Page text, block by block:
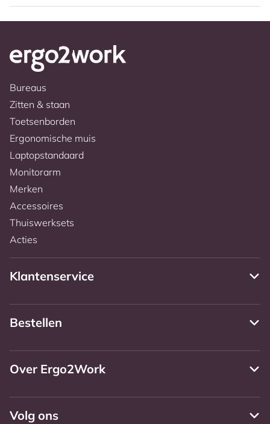
Bureaus
Zitten & staan
Toetsenborden
Ergonomische muis
Laptopstandaard
Monitorarm
Merken
Accessoires
Thuiswerksets
Acties
Klantenservice
Bestellen
Over Ergo2Work
Volg ons